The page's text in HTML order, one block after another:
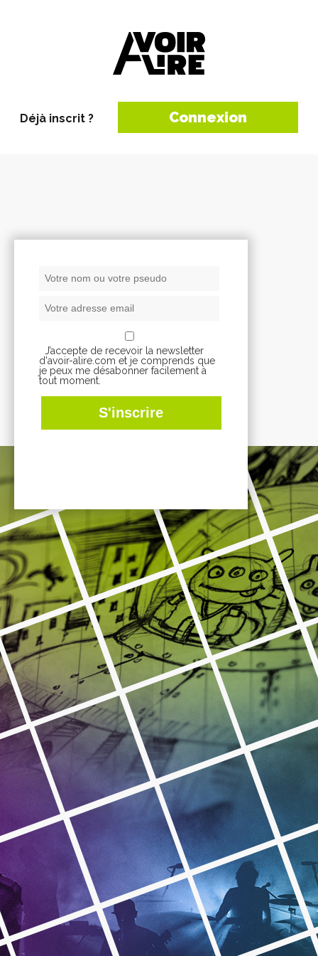
Déjà inscrit ? Connexion
J’accepte de recevoir la newsletter
d'avoir-alire.com et je comprends que
je peux me désabonner facilement à
tout moment.